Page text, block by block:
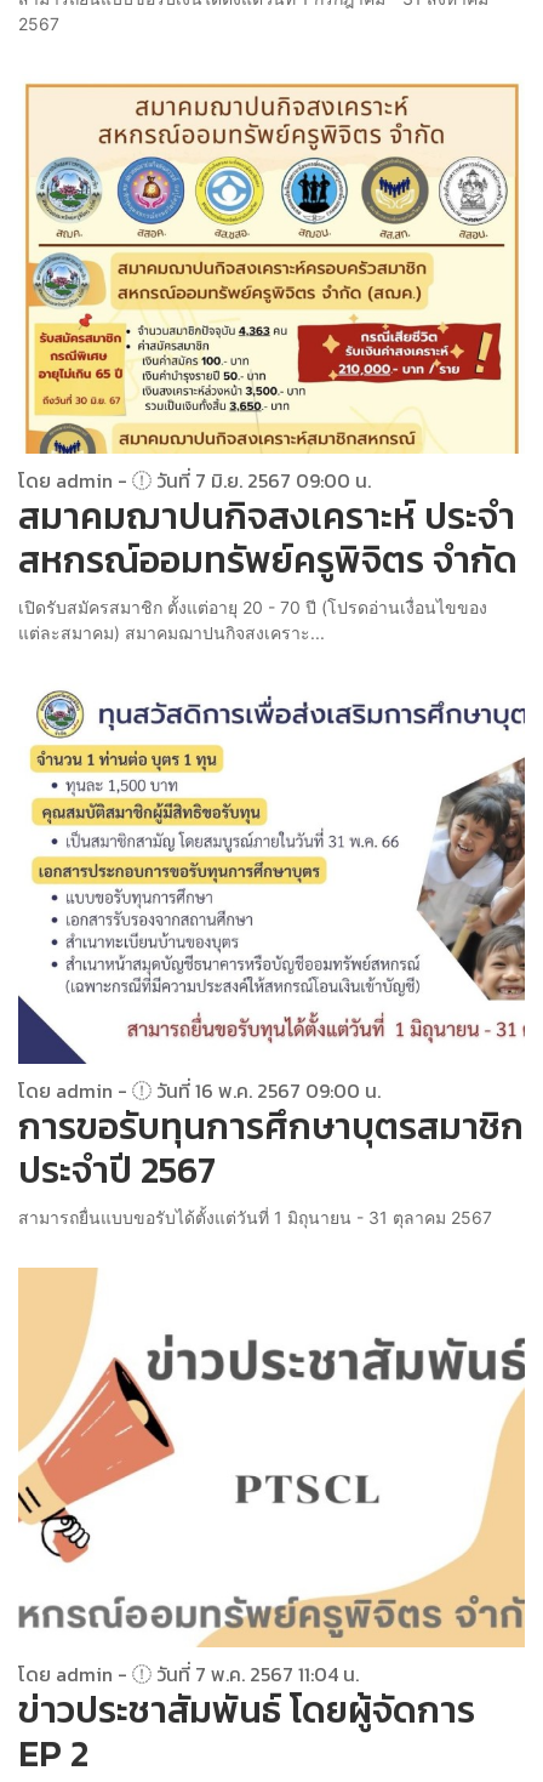
2567
โดย admin - วันที่ 7 มิ.ย. 2567 09:00 น.
สมาคมฌาปนกิจสงเคราะห์ ประจำ
สหกรณ์ออมทรัพย์ครูพิจิตร จำกัด
เปิดรับสมัครสมาชิก ตั้งแต่อายุ 20 - 70 ปี (โปรดอ่านเงื่อนไขของ
แต่ละสมาคม) สมาคมฌาปนกิจสงเคราะ...
โดย admin - วันที่ 16 พ.ค. 2567 09:00 น.
การขอรับทุนการศึกษาบุตรสมาชิก
ประจำปี 2567
สามารถยื่นแบบขอรับได้ตั้งแต่วันที่ 1 มิถุนายน - 31 ตุลาคม 2567
โดย admin - วันที่ 7 พ.ค. 2567 11:04 น.
ข่าวประชาสัมพันธ์ โดยผู้จัดการ
EP 2